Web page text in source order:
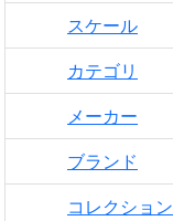
スケール
カテゴリ
メーカー
ブランド
コレクション